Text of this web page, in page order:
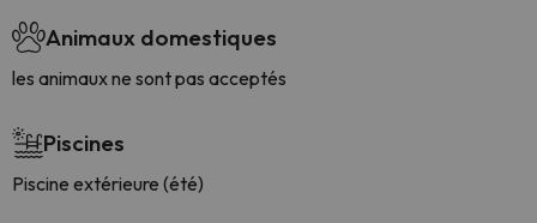
Animaux domestiques
les animaux ne sont pas acceptés
Piscines
Piscine extérieure (été)